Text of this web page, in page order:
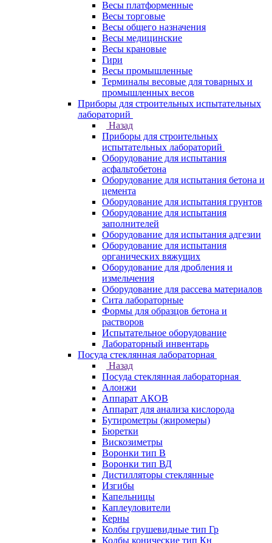
Весы платформенные
Весы торговые
Весы общего назначения
Весы медицинские
Весы крановые
Гири
Весы промышленные
Терминалы весовые для товарных и
промышленных весов
Приборы для строительных испытательных
лабораторий
Назад
Приборы для строительных
испытательных лабораторий
Оборудование для испытания
асфальтобетона
Оборудование для испытания бетона и
цемента
Оборудование для испытания грунтов
Оборудование для испытания
заполнителей
Оборудование для испытания адгезии
Оборудование для испытания
органических вяжущих
Оборудование для дробления и
измельчения
Оборудование для рассева материалов
Сита лабораторные
Формы для образцов бетона и
растворов
Испытательное оборудование
Лабораторный инвентарь
Посуда стеклянная лабораторная
Назад
Посуда стеклянная лабораторная
Алонжи
Аппарат АКОВ
Аппарат для анализа кислорода
Бутирометры (жиромеры)
Бюретки
Вискозиметры
Воронки тип В
Воронки тип ВД
Дистилляторы стеклянные
Изгибы
Капельницы
Каплеуловители
Керны
Колбы грушевидные тип Гр
Колбы конические тип Кн